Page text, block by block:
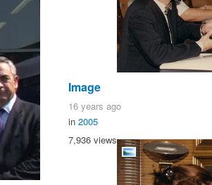
Image
16 years ago
in 2005
7,936 views